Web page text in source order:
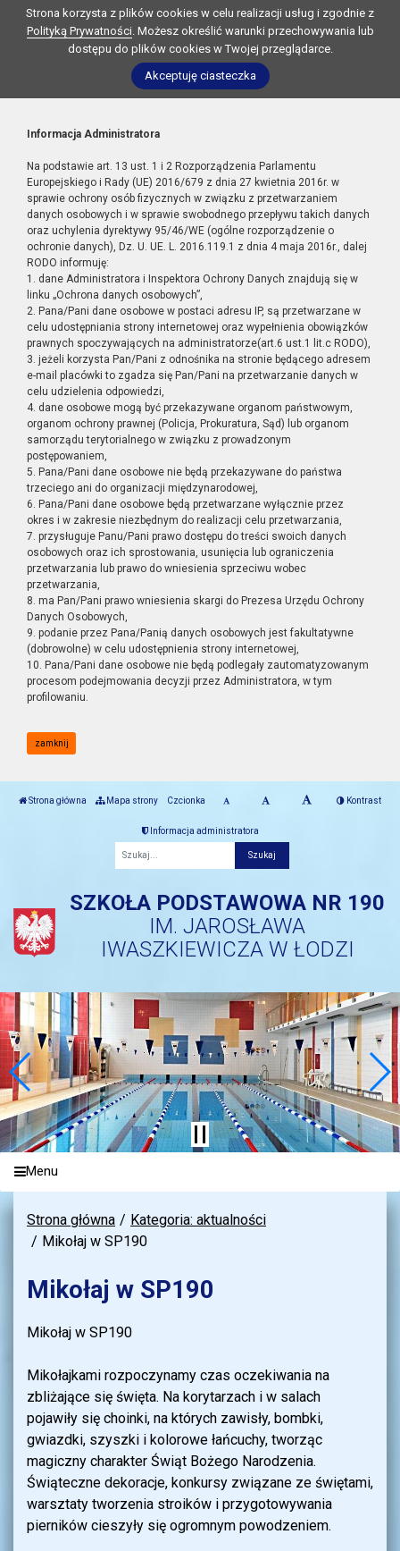
Strona korzysta z plików cookies w celu realizacji usług i zgodnie z
Polityką Prywatności. Możesz określić warunki przechowywania lub
dostępu do plików cookies w Twojej przeglądarce.
Akceptuję ciasteczka
Informacja Administratora
Na podstawie art. 13 ust. 1 i 2 Rozporządzenia Parlamentu
Europejskiego i Rady (UE) 2016/679 z dnia 27 kwietnia 2016r. w
sprawie ochrony osób fizycznych w związku z przetwarzaniem
danych osobowych i w sprawie swobodnego przepływu takich danych
oraz uchylenia dyrektywy 95/46/WE (ogólne rozporządzenie o
ochronie danych), Dz. U. UE. L. 2016.119.1 z dnia 4 maja 2016r., dalej
RODO informuję:
1. dane Administratora i Inspektora Ochrony Danych znajdują się w
linku „Ochrona danych osobowych”,
2. Pana/Pani dane osobowe w postaci adresu IP, są przetwarzane w
celu udostępniania strony internetowej oraz wypełnienia obowiązków
prawnych spoczywających na administratorze(art.6 ust.1 lit.c RODO),
3. jeżeli korzysta Pan/Pani z odnośnika na stronie będącego adresem
e-mail placówki to zgadza się Pan/Pani na przetwarzanie danych w
celu udzielenia odpowiedzi,
4. dane osobowe mogą być przekazywane organom państwowym,
organom ochrony prawnej (Policja, Prokuratura, Sąd) lub organom
samorządu terytorialnego w związku z prowadzonym
postępowaniem,
5. Pana/Pani dane osobowe nie będą przekazywane do państwa
trzeciego ani do organizacji międzynarodowej,
6. Pana/Pani dane osobowe będą przetwarzane wyłącznie przez
okres i w zakresie niezbędnym do realizacji celu przetwarzania,
7. przysługuje Panu/Pani prawo dostępu do treści swoich danych
osobowych oraz ich sprostowania, usunięcia lub ograniczenia
przetwarzania lub prawo do wniesienia sprzeciwu wobec
przetwarzania,
8. ma Pan/Pani prawo wniesienia skargi do Prezesa Urzędu Ochrony
Danych Osobowych,
9. podanie przez Pana/Panią danych osobowych jest fakultatywne
(dobrowolne) w celu udostępnienia strony internetowej,
10. Pana/Pani dane osobowe nie będą podlegały zautomatyzowanym
procesom podejmowania decyzji przez Administratora, w tym
profilowaniu.
zamknij
Strona główna Mapa strony Czcionka Kontrast
Informacja administratora
SZKOŁA PODSTAWOWA NR 190
IM. JAROSŁAWA
IWASZKIEWICZA W ŁODZI
Menu
Strona główna
Kategoria: aktualności
Mikołaj w SP190
Mikołaj w SP190
Mikołaj w SP190
Mikołajkami rozpoczynamy czas oczekiwania na
zbliżające się święta. Na korytarzach i w salach
pojawiły się choinki, na których zawisły, bombki,
gwiazdki, szyszki i kolorowe łańcuchy, tworząc
magiczny charakter Świąt Bożego Narodzenia.
Świąteczne dekoracje, konkursy związane ze świętami,
warsztaty tworzenia stroików i przygotowywania
pierników cieszyły się ogromnym powodzeniem.